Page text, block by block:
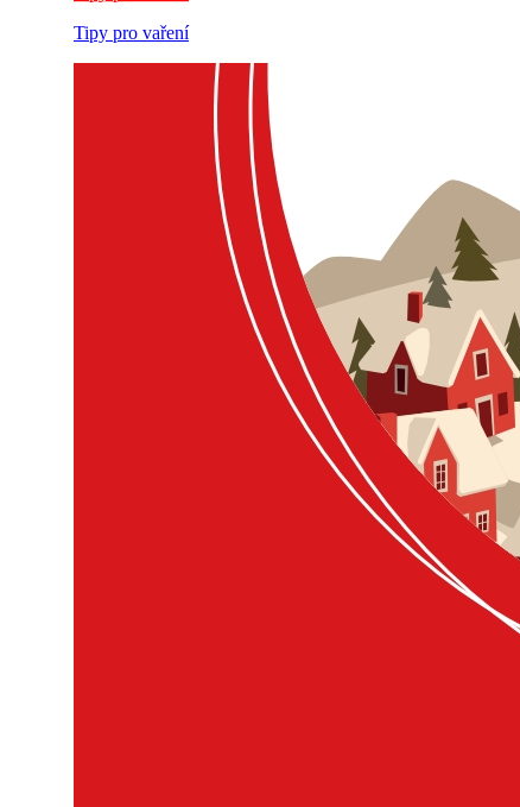
Tipy pro vaření